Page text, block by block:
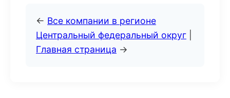
← Все компании в регионе
Центральный федеральный округ
Главная страница →